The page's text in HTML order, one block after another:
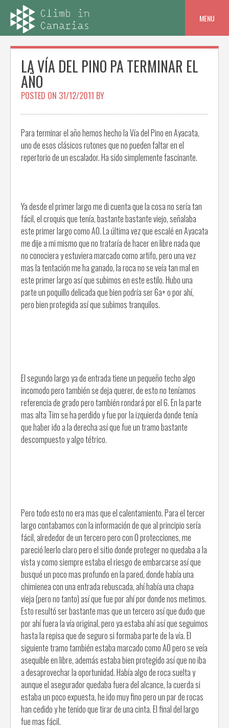
content
MENU
LA VÍA DEL PINO PA TERMINAR EL
AÑO
POSTED ON 31/12/2011 BY
Para terminar el año hemos hecho la Vía del Pino en Ayacata,
uno de esos clásicos rutones que no pueden faltar en el
repertorio de un escalador. Ha sido simplemente fascinante.
Ya desde el primer largo me di cuenta que la cosa no sería tan
fácil, el croquis que tenía, bastante bastante viejo, señalaba
este primer largo como A0. La última vez que escalé en Ayacata
me dije a mi mismo que no trataría de hacer en libre nada que
no conociera y estuviera marcado como artifo, pero una vez
mas la tentación me ha ganado, la roca no se veía tan mal en
este primer largo así que subimos en este estilo. Hubo una
parte un poquillo delicada que bien podría ser 6a+ o por ahí,
pero bien protegida así que subimos tranquilos.
El segundo largo ya de entrada tiene un pequeño techo algo
incomodo pero también se deja querer, de esto no teníamos
referencia de grado pero también rondará por el 6. En la parte
mas alta Tim se ha perdido y fue por la izquierda donde tenía
que haber ido a la derecha así que fue un tramo bastante
descompuesto y algo tétrico.
Pero todo esto no era mas que el calentamiento. Para el tercer
largo contabamos con la información de que al principio sería
fácil, alrededor de un tercero pero con 0 protecciones, me
pareció leerlo claro pero el sitio donde proteger no quedaba a la
vista y como siempre estaba el riesgo de embarcarse así que
busqué un poco mas profundo en la pared, donde había una
chimienea con una entrada rebuscada, ahí había una chapa
vieja (pero no tanto) así que fue por ahí por donde nos metimos.
Esto resultó ser bastante mas que un tercero así que dudo que
por ahí fuera la vía original, pero ya estaba ahí así que seguimos
hasta la repisa que de seguro si formaba parte de la vía. El
siguiente tramo también estaba marcado como A0 pero se veía
asequible en libre, además estaba bien protegido así que no iba
a desaprovechar la oportunidad. Había algo de roca suelta y
aunque el asegurador quedaba fuera del alcance, la cuerda si
estaba un poco expuesta, he ido muy fino pero un par de rocas
han cedido y he tenido que tirar de una cinta. El final del largo
fue mas fácil.